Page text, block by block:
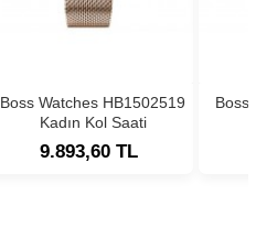
Boss Watches HB1502519
Kadın Kol Saati
9.893,60 TL
Boss